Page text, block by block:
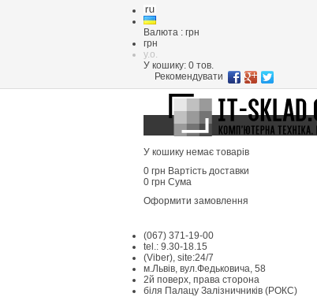
Валюта : грн
грн
y.o.
У кошику: 0 тов.
Рекомендувати
У кошику немає товарів
0 грн Вартість доставки
0 грн Сума
Оформити замовлення
(067) 371-19-00
tel.: 9.30-18.15
(Viber), site:24/7
м.Львів, вул.Федьковича, 58
2й поверх, права сторона
біля Палацу Залізничників (РОКС)